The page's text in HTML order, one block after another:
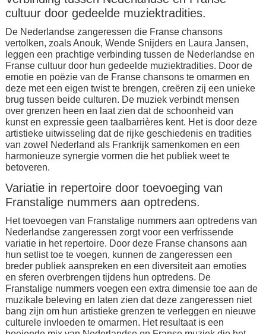
cultuur door gedeelde muziektradities.
De Nederlandse zangeressen die Franse chansons
vertolken, zoals Anouk, Wende Snijders en Laura Jansen,
leggen een prachtige verbinding tussen de Nederlandse en
Franse cultuur door hun gedeelde muziektradities. Door de
emotie en poëzie van de Franse chansons te omarmen en
deze met een eigen twist te brengen, creëren zij een unieke
brug tussen beide culturen. De muziek verbindt mensen
over grenzen heen en laat zien dat de schoonheid van
kunst en expressie geen taalbarrières kent. Het is door deze
artistieke uitwisseling dat de rijke geschiedenis en tradities
van zowel Nederland als Frankrijk samenkomen en een
harmonieuze synergie vormen die het publiek weet te
betoveren.
Variatie in repertoire door toevoeging van
Franstalige nummers aan optredens.
Het toevoegen van Franstalige nummers aan optredens van
Nederlandse zangeressen zorgt voor een verfrissende
variatie in het repertoire. Door deze Franse chansons aan
hun setlist toe te voegen, kunnen de zangeressen een
breder publiek aanspreken en een diversiteit aan emoties
en sferen overbrengen tijdens hun optredens. De
Franstalige nummers voegen een extra dimensie toe aan de
muzikale beleving en laten zien dat deze zangeressen niet
bang zijn om hun artistieke grenzen te verleggen en nieuwe
culturele invloeden te omarmen. Het resultaat is een